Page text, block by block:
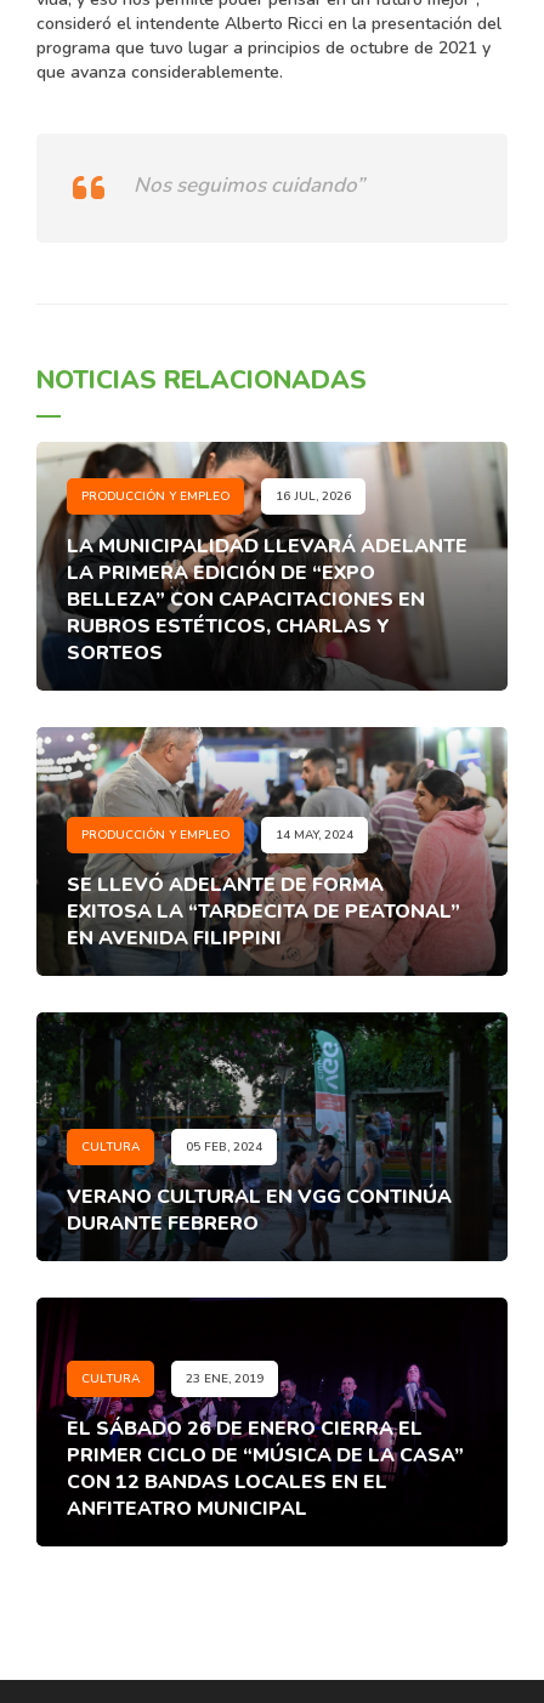
consideró el intendente Alberto Ricci en la presentación del
programa que tuvo lugar a principios de octubre de 2021 y
que avanza considerablemente.
Nos seguimos cuidando”
NOTICIAS RELACIONADAS
PRODUCCIÓN Y EMPLEO 16 JUL, 2026
LA MUNICIPALIDAD LLEVARÁ ADELANTE
LA PRIMERA EDICIÓN DE “EXPO
BELLEZA” CON CAPACITACIONES EN
RUBROS ESTÉTICOS, CHARLAS Y
SORTEOS
PRODUCCIÓN Y EMPLEO 14 MAY, 2024
SE LLEVÓ ADELANTE DE FORMA
EXITOSA LA “TARDECITA DE PEATONAL”
EN AVENIDA FILIPPINI
CULTURA 05 FEB, 2024
VERANO CULTURAL EN VGG CONTINÚA
DURANTE FEBRERO
CULTURA 23 ENE, 2019
EL SÁBADO 26 DE ENERO CIERRA EL
PRIMER CICLO DE “MÚSICA DE LA CASA”
CON 12 BANDAS LOCALES EN EL
ANFITEATRO MUNICIPAL